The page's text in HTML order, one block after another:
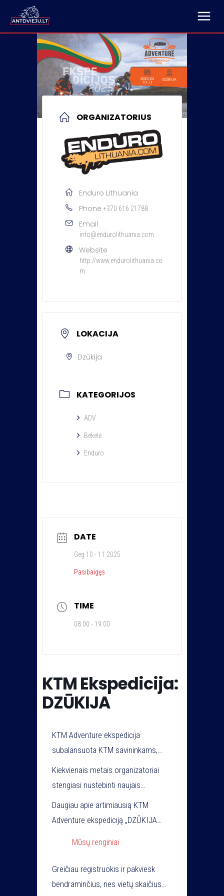
ORGANIZATORIUS
Enduro Lithuania
Phone +370 616 21788
Email
info@endurolithuania.com
Website
http://www.endurolithuania.co
m
LOKACIJA
Dzūkija
KATEGORIJOS
ADV
Bekelė
Enduro
DATE
Geg 10 - 11 2025
Pasibaigęs
TIME
08:00 - 19:00
KTM Ekspedicija:
DZŪKIJA
KTM Adventure ekspedicija
subalansuota KTM savininkams,
tačiau laukiami yra visų markių
motociklų savininkai – maršrutai
skirtingoms klasėms
(Adventure/Soft/Hard).
Kiekvienais metais organizatoriai
stengiasi nustebinti naujais
maršrutais, suburti vis naujus
žmones, skatinti pažinti savo šalį
todėl mes dar ir švenčiame,
žmones vakaro svečio teisėmis
pasipasakoti apie savo išskirtinius
Daugiau apie artimiausią KTM
Adventure ekspediciją „DZŪKIJA
Mūsų renginiai
Greičiau registruokis ir pakviesk
bendraminčius, nes vietų skaičius